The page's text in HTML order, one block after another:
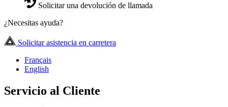
Solicitar una devolución de llamada
¿Necesitas ayuda?
Solicitar asistencia en carretera
Français
English
Servicio al Cliente